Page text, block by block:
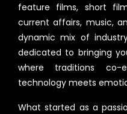
feature films, short
current affairs, music,
dynamic mix of
dedicated to bringing
where traditions co-
technology meets
What started as a